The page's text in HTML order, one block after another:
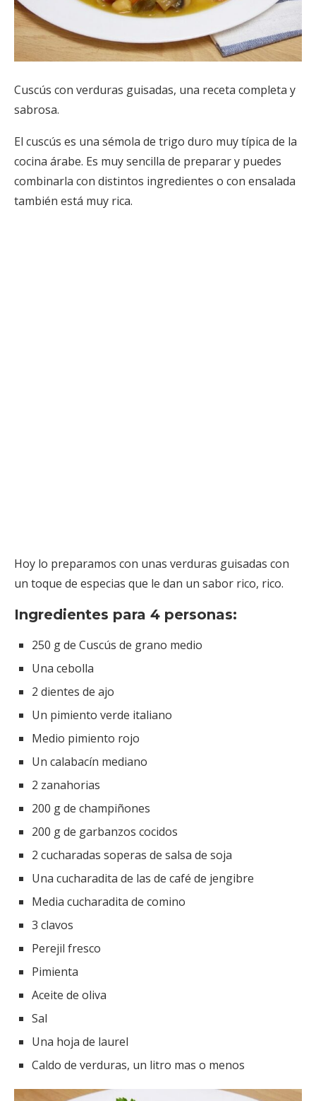
Cuscús con verduras guisadas, una receta completa y
sabrosa.
El cuscús es una sémola de trigo duro muy típica de la
cocina árabe. Es muy sencilla de preparar y puedes
combinarla con distintos ingredientes o con ensalada
también está muy rica.
Hoy lo preparamos con unas verduras guisadas con
un toque de especias que le dan un sabor rico, rico.
Ingredientes para 4 personas:
250 g de Cuscús de grano medio
Una cebolla
2 dientes de ajo
Un pimiento verde italiano
Medio pimiento rojo
Un calabacín mediano
2 zanahorias
200 g de champiñones
200 g de garbanzos cocidos
2 cucharadas soperas de salsa de soja
Una cucharadita de las de café de jengibre
Media cucharadita de comino
3 clavos
Perejil fresco
Pimienta
Aceite de oliva
Sal
Una hoja de laurel
Caldo de verduras, un litro mas o menos